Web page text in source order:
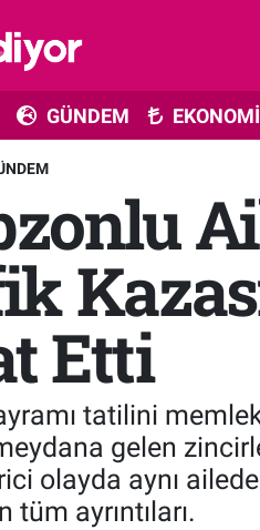
GÜNDEM EKONOMİ
Etti
tatilini
gelen
olayda aynı
tüm ayrıntıları.
ve Fikstür